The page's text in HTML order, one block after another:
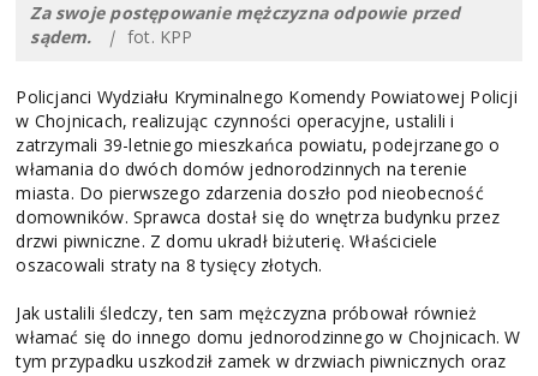
Za swoje postępowanie mężczyzna odpowie przed
sądem. | fot. KPP
Policjanci Wydziału Kryminalnego Komendy Powiatowej Policji
w Chojnicach, realizując czynności operacyjne, ustalili i
zatrzymali 39-letniego mieszkańca powiatu, podejrzanego o
włamania do dwóch domów jednorodzinnych na terenie
miasta. Do pierwszego zdarzenia doszło pod nieobecność
domowników. Sprawca dostał się do wnętrza budynku przez
drzwi piwniczne. Z domu ukradł biżuterię. Właściciele
oszacowali straty na 8 tysięcy złotych.
Jak ustalili śledczy, ten sam mężczyzna próbował również
włamać się do innego domu jednorodzinnego w Chojnicach. W
tym przypadku uszkodził zamek w drzwiach piwnicznych oraz